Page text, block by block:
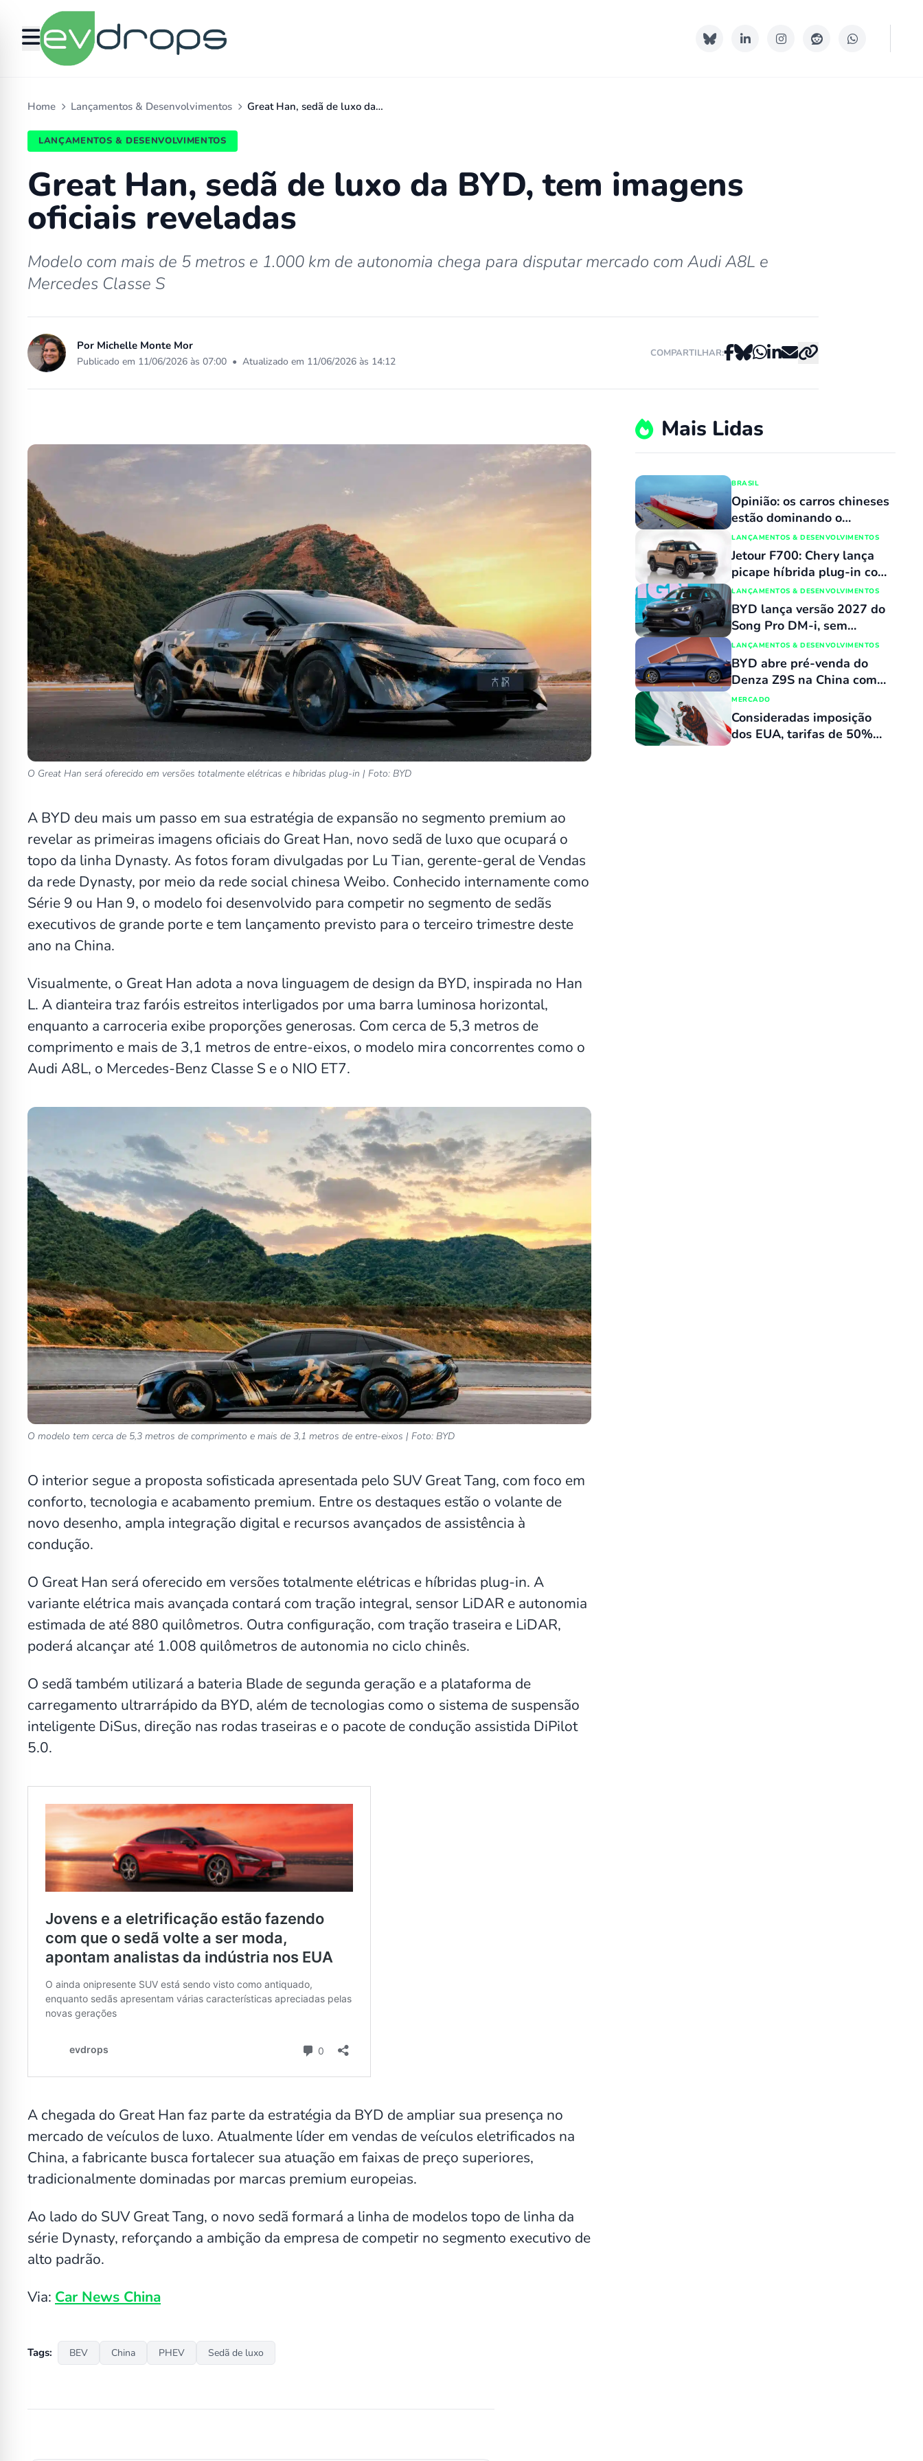
Home Lançamentos & Desenvolvimentos Great Han, sedã de luxo da…
LANÇAMENTOS & DESENVOLVIMENTOS
Great Han, sedã de luxo da BYD, tem imagens
oficiais reveladas
Modelo com mais de 5 metros e 1.000 km de autonomia chega para disputar mercado com Audi A8L e
Mercedes Classe S
Por Michelle Monte Mor
Publicado em 11/06/2026 às 07:00 • Atualizado em 11/06/2026 às 14:12
COMPARTILHAR:
O Great Han será oferecido em versões totalmente elétricas e híbridas plug-in | Foto: BYD
A BYD deu mais um passo em sua estratégia de expansão no segmento premium ao
revelar as primeiras imagens oficiais do Great Han, novo sedã de luxo que ocupará o
topo da linha Dynasty. As fotos foram divulgadas por Lu Tian, gerente-geral de Vendas
da rede Dynasty, por meio da rede social chinesa Weibo. Conhecido internamente como
Série 9 ou Han 9, o modelo foi desenvolvido para competir no segmento de sedãs
executivos de grande porte e tem lançamento previsto para o terceiro trimestre deste
ano na China.
Visualmente, o Great Han adota a nova linguagem de design da BYD, inspirada no Han
L. A dianteira traz faróis estreitos interligados por uma barra luminosa horizontal,
enquanto a carroceria exibe proporções generosas. Com cerca de 5,3 metros de
comprimento e mais de 3,1 metros de entre-eixos, o modelo mira concorrentes como o
Audi A8L, o Mercedes-Benz Classe S e o NIO ET7.
O modelo tem cerca de 5,3 metros de comprimento e mais de 3,1 metros de entre-eixos | Foto: BYD
O interior segue a proposta sofisticada apresentada pelo SUV Great Tang, com foco em
conforto, tecnologia e acabamento premium. Entre os destaques estão o volante de
novo desenho, ampla integração digital e recursos avançados de assistência à
condução.
O Great Han será oferecido em versões totalmente elétricas e híbridas plug-in. A
variante elétrica mais avançada contará com tração integral, sensor LiDAR e autonomia
estimada de até 880 quilômetros. Outra configuração, com tração traseira e LiDAR,
poderá alcançar até 1.008 quilômetros de autonomia no ciclo chinês.
O sedã também utilizará a bateria Blade de segunda geração e a plataforma de
carregamento ultrarrápido da BYD, além de tecnologias como o sistema de suspensão
inteligente DiSus, direção nas rodas traseiras e o pacote de condução assistida DiPilot
5.0.
A chegada do Great Han faz parte da estratégia da BYD de ampliar sua presença no
mercado de veículos de luxo. Atualmente líder em vendas de veículos eletrificados na
China, a fabricante busca fortalecer sua atuação em faixas de preço superiores,
tradicionalmente dominadas por marcas premium europeias.
Ao lado do SUV Great Tang, o novo sedã formará a linha de modelos topo de linha da
série Dynasty, reforçando a ambição da empresa de competir no segmento executivo de
alto padrão.
Via: Car News China
Tags: BEV China PHEV Sedã de luxo
Mais Lidas
BRASIL
Opinião: os carros chineses
estão dominando o
mercado porque
simplesmente não têm
concorrentes
LANÇAMENTOS & DESENVOLVIMENTOS
Jetour F700: Chery lança
picape híbrida plug-in com
capacidade de atravessar
trechos alagados de até 90
cm
LANÇAMENTOS & DESENVOLVIMENTOS
BYD lança versão 2027 do
Song Pro DM-i, sem
reajuste de preços, com
várias atualizações e agora
flex
LANÇAMENTOS & DESENVOLVIMENTOS
BYD abre pré-venda do
Denza Z9S na China com
promessa de carregamento
ultrarrápido
MERCADO
Consideradas imposição
dos EUA, tarifas de 50%